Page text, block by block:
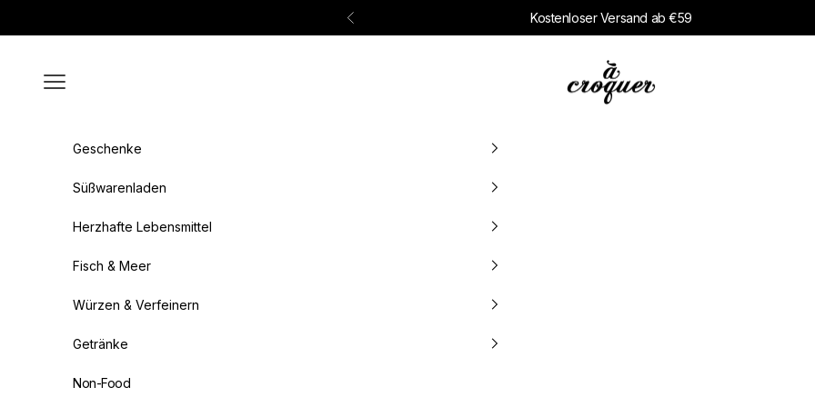
Zurück Kostenloser Versand ab €59
à croquer
Menü
Geschenke
Süßwarenladen
Herzhafte Lebensmittel
Fisch & Meer
Würzen & Verfeinern
Getränke
Non-Food